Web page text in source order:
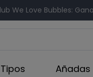
We Love Bubbles:
Tipos Añadas